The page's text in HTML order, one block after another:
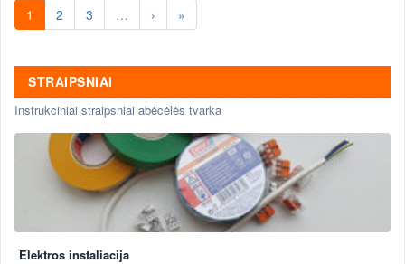
1 2 3 … › »
STRAIPSNIAI
Instrukciniai straipsniai abėcėlės tvarka
Elektros instaliacija